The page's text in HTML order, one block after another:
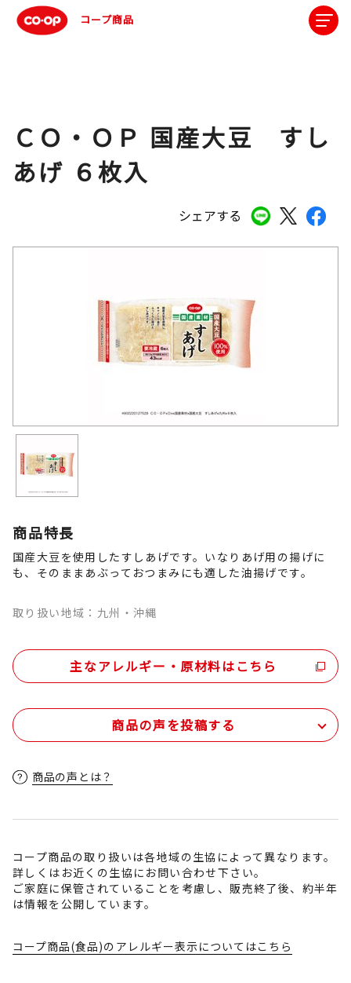
コープ商品
シェアする
ＣＯ・ＯＰ 国産大豆 すし
あげ ６枚入
商品特長
国産大豆を使用したすしあげです。いなりあげ用の揚げに
も、そのままあぶっておつまみにも適した油揚げです。
取り扱い地域：九州・沖縄
主なアレルギー・原材料はこちら
商品の声を投稿する
商品の声とは？
コープ商品の取り扱いは各地域の生協によって異なります。
詳しくはお近くの生協にお問い合わせ下さい。
ご家庭に保管されていることを考慮し、販売終了後、約半年
は情報を公開しています。
コープ商品(食品)のアレルギー表示についてはこちら